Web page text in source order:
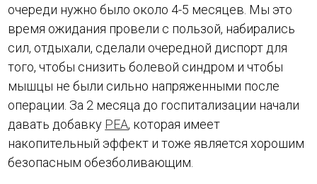
очереди нужно было около 4-5 месяцев. Мы это
время ожидания провели с пользой, набирались
сил, отдыхали, сделали очередной диспорт для
того, чтобы снизить болевой синдром и чтобы
мышцы не были сильно напряженными после
операции. За 2 месяца до госпитализации начали
давать добавку PEA, которая имеет
накопительный эффект и тоже является хорошим
безопасным обезболивающим.